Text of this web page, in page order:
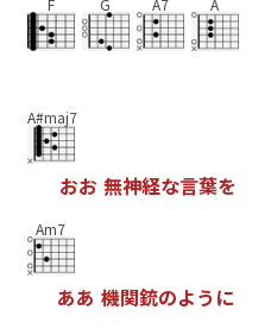
F G A7 A
A#maj7
おお 無神経な言葉を
Am7
ああ 機関銃のよう に